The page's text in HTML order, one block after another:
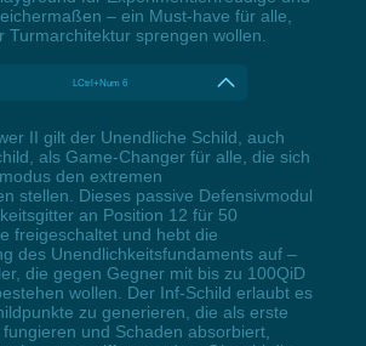
– ein Must-have für alle,
Turmarchitektur sprengen wollen.
LCtrl+Num 6
II gilt der Unendliche Schild, auch
als Game-Changer für alle, die sich
den extremen
stellen. Dieses passive Defensivmodul
an Position 12 für 50
freigeschaltet und hebt die
des Unendlichkeitsfundaments auf –
die gegen Gegner mit bis zu 100QiD
wollen. Der Inf-Schild erlaubt es
zu generieren, die als erste
und Schaden absorbiert,